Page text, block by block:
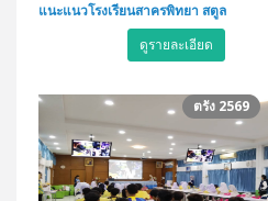
แนะแนวโรงเรียนสาครพิทยา สตูล
ดูรายละเอียด
ตรัง 2569